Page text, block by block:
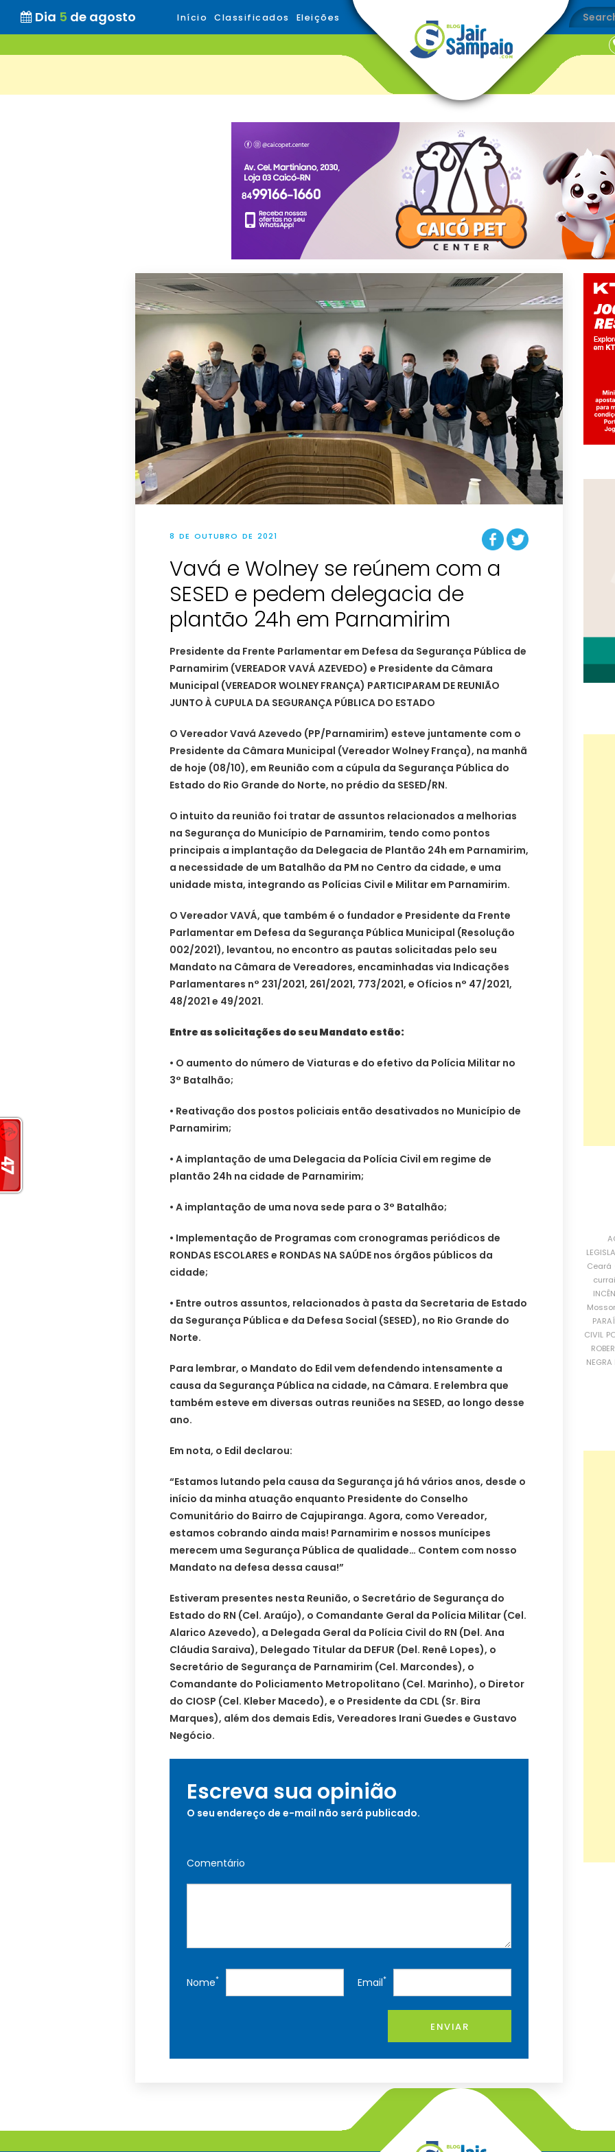
Dia 5 de agosto Início Classificados Eleições
8 DE OUTUBRO DE 2021
Vavá e Wolney se reúnem com a
SESED e pedem delegacia de
plantão 24h em Parnamirim
Presidente da Frente Parlamentar em Defesa da Segurança Pública de
Parnamirim (VEREADOR VAVÁ AZEVEDO) e Presidente da Câmara
Municipal (VEREADOR WOLNEY FRANÇA) PARTICIPARAM DE REUNIÃO
JUNTO À CUPULA DA SEGURANÇA PÚBLICA DO ESTADO
O Vereador Vavá Azevedo (PP/Parnamirim) esteve juntamente com o
Presidente da Câmara Municipal (Vereador Wolney França), na manhã
de hoje (08/10), em Reunião com a cúpula da Segurança Pública do
Estado do Rio Grande do Norte, no prédio da SESED/RN.
O intuito da reunião foi tratar de assuntos relacionados a melhorias
na Segurança do Município de Parnamirim, tendo como pontos
principais a implantação da Delegacia de Plantão 24h em Parnamirim,
a necessidade de um Batalhão da PM no Centro da cidade, e uma
unidade mista, integrando as Polícias Civil e Militar em Parnamirim.
O Vereador VAVÁ, que também é o fundador e Presidente da Frente
Parlamentar em Defesa da Segurança Pública Municipal (Resolução
002/2021), levantou, no encontro as pautas solicitadas pelo seu
Mandato na Câmara de Vereadores, encaminhadas via Indicações
Parlamentares n° 231/2021, 261/2021, 773/2021, e Ofícios n° 47/2021,
48/2021 e 49/2021.
Entre as solicitações do seu Mandato estão:
• O aumento do número de Viaturas e do efetivo da Polícia Militar no
3° Batalhão;
• Reativação dos postos policiais então desativados no Município de
Parnamirim;
• A implantação de uma Delegacia da Polícia Civil em regime de
plantão 24h na cidade de Parnamirim;
• A implantação de uma nova sede para o 3° Batalhão;
• Implementação de Programas com cronogramas periódicos de
RONDAS ESCOLARES e RONDAS NA SAÚDE nos órgãos públicos da
cidade;
• Entre outros assuntos, relacionados à pasta da Secretaria de Estado
da Segurança Pública e da Defesa Social (SESED), no Rio Grande do
Norte.
Para lembrar, o Mandato do Edil vem defendendo intensamente a
causa da Segurança Pública na cidade, na Câmara. E relembra que
também esteve em diversas outras reuniões na SESED, ao longo desse
ano.
Em nota, o Edil declarou:
“Estamos lutando pela causa da Segurança já há vários anos, desde o
início da minha atuação enquanto Presidente do Conselho
Comunitário do Bairro de Cajupiranga. Agora, como Vereador,
estamos cobrando ainda mais! Parnamirim e nossos munícipes
merecem uma Segurança Pública de qualidade… Contem com nosso
Mandato na defesa dessa causa!”
Estiveram presentes nesta Reunião, o Secretário de Segurança do
Estado do RN (Cel. Araújo), o Comandante Geral da Polícia Militar (Cel.
Alarico Azevedo), a Delegada Geral da Polícia Civil do RN (Del. Ana
Cláudia Saraiva), Delegado Titular da DEFUR (Del. Renê Lopes), o
Secretário de Segurança de Parnamirim (Cel. Marcondes), o
Comandante do Policiamento Metropolitano (Cel. Marinho), o Diretor
do CIOSP (Cel. Kleber Macedo), e o Presidente da CDL (Sr. Bira
Marques), além dos demais Edis, Vereadores Irani Guedes e Gustavo
Negócio.
Escreva sua opinião
O seu endereço de e-mail não será publicado.
Comentário
Nome* Email*
ENVIAR
Ceará
CIVIL
NEGRA